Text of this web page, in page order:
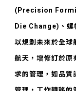
(Precision
Die Change)、
以規劃未來於全球
航天，增修訂於原
求的管理，如品質